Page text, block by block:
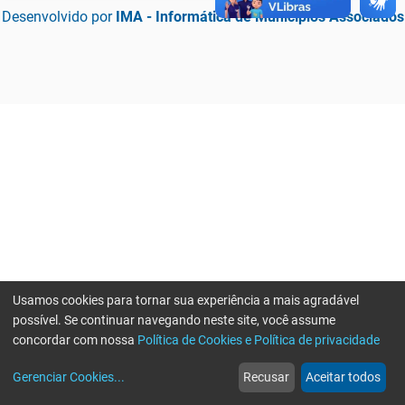
Desenvolvido por IMA - Informática de Municípios Associados
web
Notícias
more_horiz
Mais
Usamos cookies para tornar sua experiência a mais agradável
possível. Se continuar navegando neste site, você assume
concordar com nossa Política de Cookies e Política de privacidade
Gerenciar Cookies... Recusar Aceitar todos
Erro ao enviar informações, por favor tente novamente